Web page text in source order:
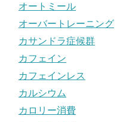
オートミール
オーバートレーニング
カサンドラ症候群
カフェイン
カフェインレス
カルシウム
カロリー消費